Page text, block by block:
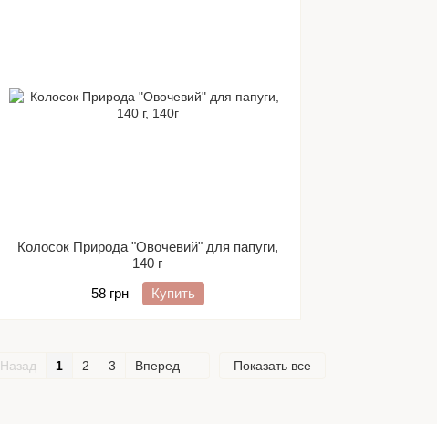
Колосок Природа "Овочевий" для папуги,
140 г
58 грн
Купить
Назад 1 2 3 Вперед Показать все